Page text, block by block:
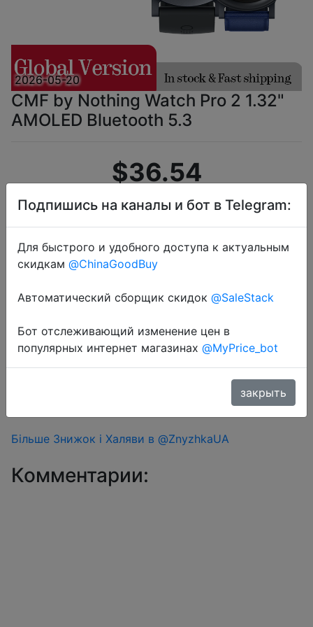
2026-05-20
CMF by Nothing Watch Pro 2 1.32"
AMOLED Bluetooth 5.3
$36.54
Промокод:"MWTACH"
Перейти в магазин
#Aliexpress
Купон продавця $18 (промокод MWTACH) +
монетками 60 Coins у додатку через розділ монет.
Більше Знижок і Халяви в @ZnyzhkaUA
Комментарии:
Подпишись на каналы и бот в Telegram:
Для быстрого и удобного доступа к актуальным
скидкам @ChinaGoodBuy
Автоматический сборщик скидок @SaleStack
Бот отслеживающий изменение цен в
популярных интернет магазинах @MyPrice_bot
закрыть